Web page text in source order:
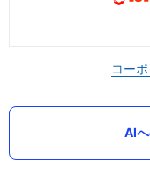
コー
AI